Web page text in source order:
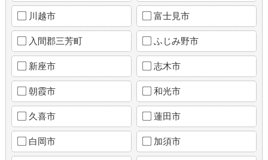
川越市 富士見市
入間郡三芳町 ふじみ野市
新座市 志木市
朝霞市 和光市
久喜市 蓮田市
白岡市 加須市